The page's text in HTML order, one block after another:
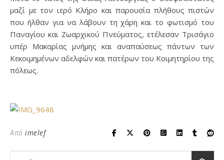
μαζί με τον ιερό Κλήρο και παρουσία πλήθους πιστών
που ήλθαν για να λάβουν τη χάρη και το φωτισμό του
Παναγίου και Ζωαρχικού Πνεύματος, ετέλεσαν Τρισάγιο
υπέρ Μακαρίας μνήμης και αναπαύσεως πάντων των
Κεκοιμημένων αδελφών και πατέρων του Κοιμητηρίου της
πόλεως.
Από imelef